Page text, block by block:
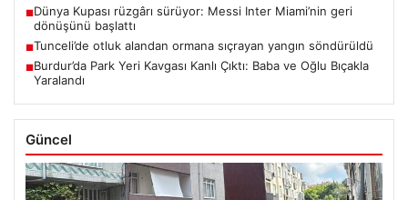
■Dünya Kupası rüzgârı sürüyor: Messi Inter Miami’nin geri
dönüşünü başlattı
■Tunceli’de otluk alandan ormana sıçrayan yangın söndürüldü
■Burdur’da Park Yeri Kavgası Kanlı Çıktı: Baba ve Oğlu Bıçakla
Yaralandı
Güncel